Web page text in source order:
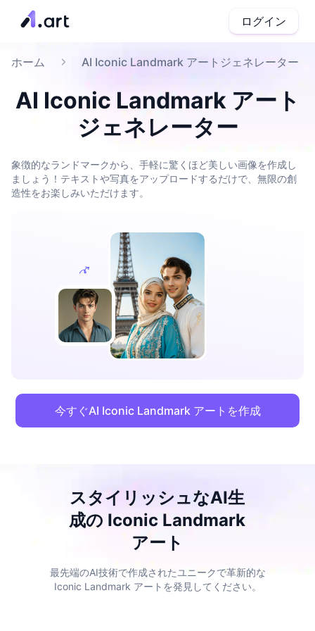
ログイン
ホーム AI Iconic Landmark アートジェネレーター
AI Iconic Landmark アート
ジェネレーター
象徴的なランドマークから、手軽に驚くほど美しい画像を作成し
ましょう！テキストや写真をアップロードするだけで、無限の創
造性をお楽しみいただけます。
今すぐAI Iconic Landmark アートを作成
スタイリッシュなAI生
成の Iconic Landmark
アート
最先端のAI技術で作成されたユニークで革新的な
Iconic Landmark アートを発見してください。